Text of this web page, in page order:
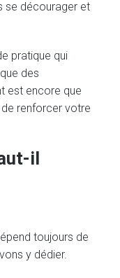
se décourager et
pratique qui
des
est encore que
renforcer votre
il
toujours de
y dédier.